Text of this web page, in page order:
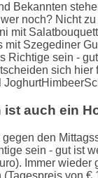
Bekannten
noch? Nicht
mit
mit Szegediner
Richtige sein -
sich
auch ein
den
sein - gut ist
Immer
von